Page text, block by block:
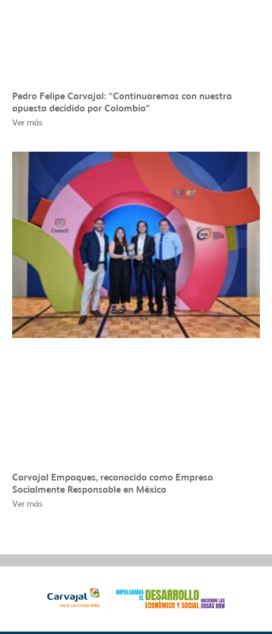
Pedro Felipe Carvajal: “Continuaremos con nuestra
apuesta decidida por Colombia”
Ver más
Carvajal Empaques, reconocida como Empresa
Socialmente Responsable en México
Ver más